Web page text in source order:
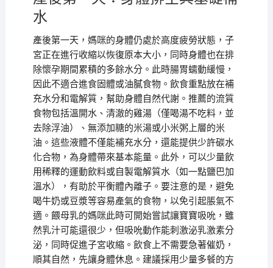
水
產後第一天，媽咪的身體仍處於高度疲勞狀態，子
宮正在進行收縮以恢復原本大小，同時身體也在排
除懷孕期間累積的多餘水分。此時腸胃蠕動緩慢，
因此不適合進食固體或油膩食物。飲食重點放在補
充水分和電解質，幫助身體自然代謝。推薦的流質
食物包括溫開水、清澈的雞湯（僅喝湯不吃料，並
去除浮油）、無添加糖的米湯或小米粥上層的米
油。這些液體不僅能補充水分，還能提供少許碳水
化合物，為身體帶來基本能量。此外，可以少量飲
用稀釋的運動飲料或自製電解質水（如一點鹽巴加
溫水），有助於平衡體內離子。要注意的是，避免
喝牛奶或豆漿等容易產氣的食物，以免引起脹氣不
適。餵母乳的媽咪此時可開始嘗試讓寶寶吸吮，雖
然乳汁可能還很少，但吸吮動作能刺激泌乳激素分
泌，同時促進子宮收縮。飲食上不需要急著催奶，
順其自然，先讓身體休息。建議採用少量多餐的方